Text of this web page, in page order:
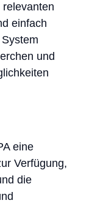
einfach
und
eine
Verfügung,
die